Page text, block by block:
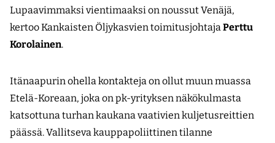
Lupaavimmaksi vientimaaksi on noussut Venäjä,
kertoo Kankaisten Öljykasvien toimitusjohtajaPerttu
Korolainen.
Itänaapurin ohella kontakteja on ollut muun muassa
Etelä-Koreaan, joka on pk-yrityksen näkökulmasta
katsottuna turhan kaukana vaativien kuljetusreittien
päässä. Vallitseva kauppapoliittinen tilanne